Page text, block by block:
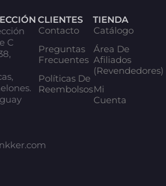
C
CLIENTES
Contacto
Preguntas
Frecuentes
Políticas De
Reembolsos
TIENDA
Catálogo
Área De
Afiliados
(Revendedores)
Mi
Cuenta